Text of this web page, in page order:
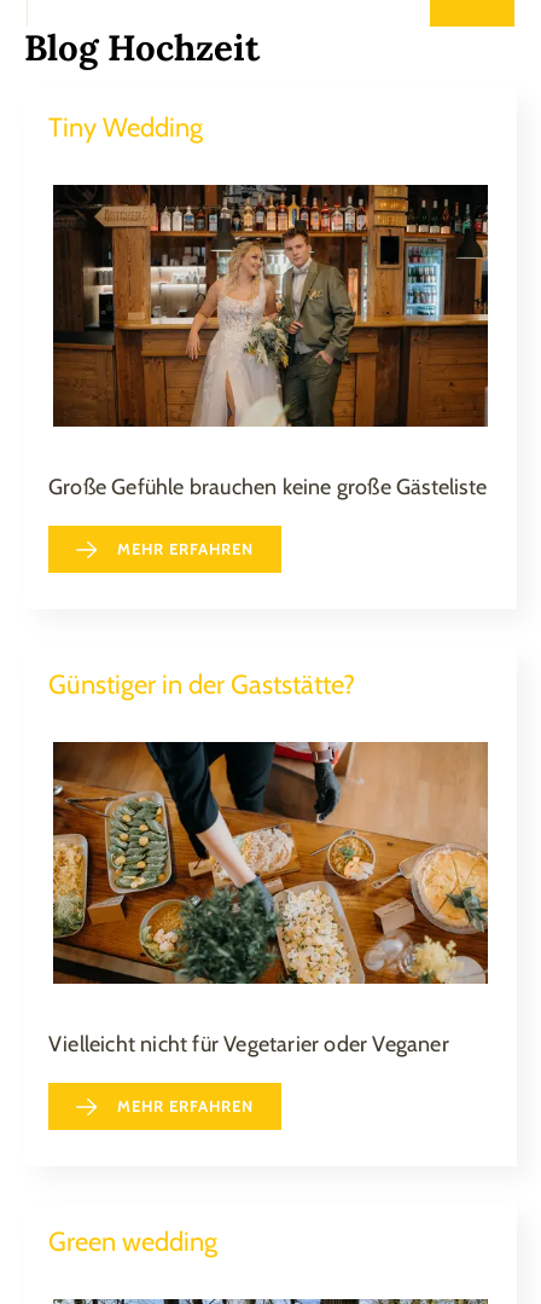
Blog Hochzeit
Tiny Wedding
Große Gefühle brauchen keine große Gästeliste
MEHR ERFAHREN
Günstiger in der Gaststätte?
Vielleicht nicht für Vegetarier oder Veganer
MEHR ERFAHREN
Green wedding